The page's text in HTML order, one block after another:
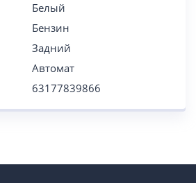
Белый
Бензин
Задний
Автомат
63177839866